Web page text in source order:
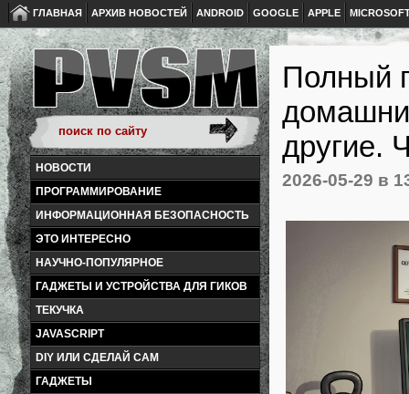
ГЛАВНАЯ АРХИВ НОВОСТЕЙ ANDROID GOOGLE APPLE
НОВОСТИ
ПРОГРАММИРОВАНИЕ
ИНФОРМАЦИОННАЯ БЕЗОПАСНОСТЬ
ЭТО ИНТЕРЕСНО
НАУЧНО-ПОПУЛЯРНОЕ
ГАДЖЕТЫ И УСТРОЙСТВА ДЛЯ ГИКОВ
ТЕКУЧКА
JAVASCRIPT
DIY ИЛИ СДЕЛАЙ САМ
ГАДЖЕТЫ
Полный
другие.
2026-05-29 в